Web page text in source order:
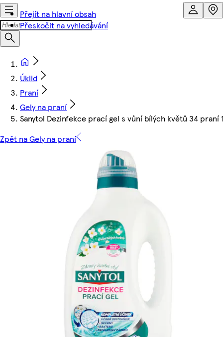
Přejít na hlavní obsah
Přeskočit na vyhledávání
Úklid
Praní
Gely na praní
Sanytol Dezinfekce prací gel s vůní bílých květů 34 praní
Zpět na Gely na praní